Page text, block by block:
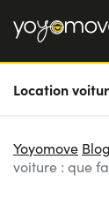
LLD
QUI
Location
Yoyomove Blog
voiture : que